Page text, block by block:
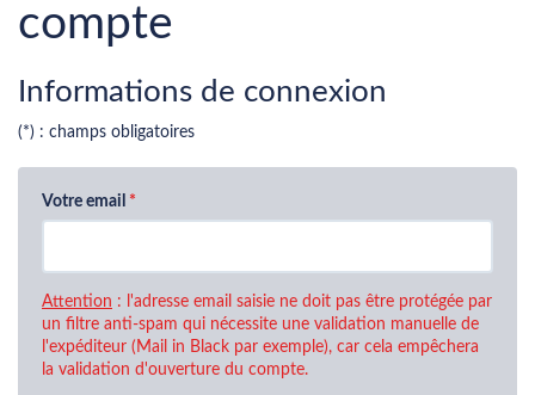
compte
Informations de connexion
(*) : champs obligatoires
Votre email
Attention : l'adresse email saisie ne doit pas être protégée par
un filtre anti-spam qui nécessite une validation manuelle de
l'expéditeur (Mail in Black par exemple), car cela empêchera
la validation d'ouverture du compte.